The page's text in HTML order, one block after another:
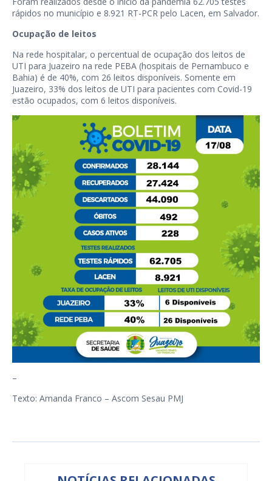
rápidos no município e 8.921 RT-PCR pelo Lacen, em Salvador.
Ocupação de leitos
Na rede hospitalar, o percentual de ocupação dos leitos de
UTI para Juazeiro na rede PEBA (hospitais de Pernambuco e
Bahia) é de 40%, com 26 leitos disponíveis. Somente em
Juazeiro, 33% dos leitos de UTI para pacientes com Covid-19
estão ocupados, com 6 leitos disponíveis.
–
Texto: Amanda Franco – Ascom Sesau PMJ